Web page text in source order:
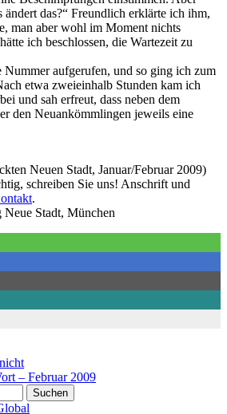
das?“ Freundlich erklärte ich ihm,
man aber wohl im Moment nichts
ich beschlossen, die Wartezeit zu
aufgerufen, und so ging ich zum
etwa zweieinhalb Stunden kam ich
und sah erfreut, dass neben dem
den Neuankömmlingen jeweils eine
Neuen Stadt, Januar/Februar 2009)
schreiben Sie uns! Anschrift und
.
Stadt, München
– Februar 2009